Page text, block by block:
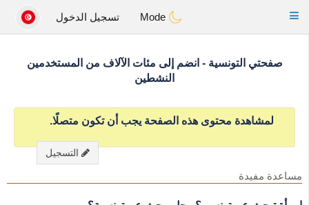
Tunisia Dating
Toggle
تسجيل الدخول
صفحتي التونسية - انضم إلى مئات الآلاف من المستخدمين
النشطين
لمشاهدة محتوى هذه الصفحة يجب أن تكون متصلًا.
التسجيل
مساعدة مفيدة